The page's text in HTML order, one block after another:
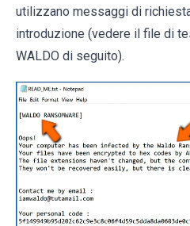
utilizzano messaggi di
introduzione (vedere il file di
WALDO di seguito).